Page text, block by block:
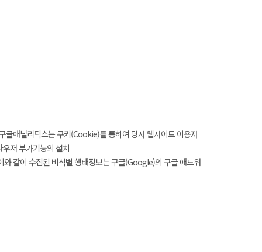
글애널리틱스는 쿠키(Cookie)를 통하여 당사 웹사이트 이용자
저 부가기능의 설치
같이 수집된 비식별 행태정보는 구글(Google)의 구글 애드워